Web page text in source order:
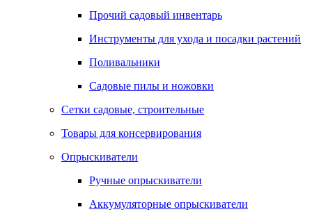
Прочий садовый инвентарь
Инструменты для ухода и посадки растений
Поливальники
Садовые пилы и ножовки
Сетки садовые, строительные
Товары для консервирования
Опрыскиватели
Ручные опрыскиватели
Аккумуляторные опрыскиватели